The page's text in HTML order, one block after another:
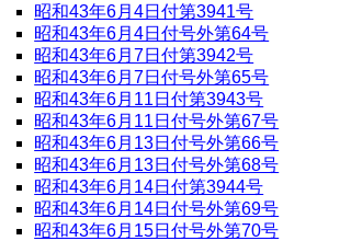
昭和43年6月4日付第3941号
昭和43年6月4日付号外第64号
昭和43年6月7日付第3942号
昭和43年6月7日付号外第65号
昭和43年6月11日付第3943号
昭和43年6月11日付号外第67号
昭和43年6月13日付号外第66号
昭和43年6月13日付号外第68号
昭和43年6月14日付第3944号
昭和43年6月14日付号外第69号
昭和43年6月15日付号外第70号